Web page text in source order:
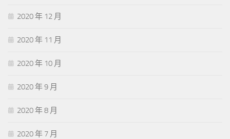
2020 年 12 月
2020 年 11 月
2020 年 10 月
2020 年 9 月
2020 年 8 月
2020 年 7 月